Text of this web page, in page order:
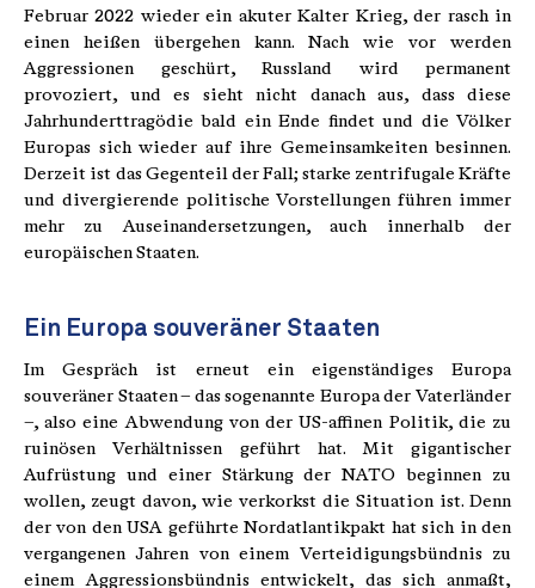
Februar 2022 wieder ein akuter Kalter Krieg, der rasch in
einen heißen übergehen kann. Nach wie vor werden
Aggressionen geschürt, Russland wird permanent
provoziert, und es sieht nicht danach aus, dass diese
Jahrhunderttragödie bald ein Ende findet und die Völker
Europas sich wieder auf ihre Gemeinsamkeiten besinnen.
Derzeit ist das Gegenteil der Fall; starke zentrifugale Kräfte
und divergierende politische Vorstellungen führen immer
mehr zu Auseinandersetzungen, auch innerhalb der
europäischen Staaten.
Ein Europa souveräner Staaten
Im Gespräch ist erneut ein eigenständiges Europa
souveräner Staaten – das sogenannte Europa der Vaterländer
–, also eine Abwendung von der US-affinen Politik, die zu
ruinösen Verhältnissen geführt hat. Mit gigantischer
Aufrüstung und einer Stärkung der NATO beginnen zu
wollen, zeugt davon, wie verkorkst die Situation ist. Denn
der von den USA geführte Nordatlantikpakt hat sich in den
vergangenen Jahren von einem Verteidigungsbündnis zu
einem Aggressionsbündnis entwickelt, das sich anmaßt,